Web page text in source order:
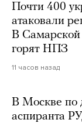
Почти 400
атаковали
В Самарской
горят НПЗ
11 часов назад
В Москве по
аспиранта